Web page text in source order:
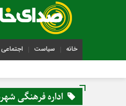
خانه سیاست اجتماعی
اداره فرهنگی